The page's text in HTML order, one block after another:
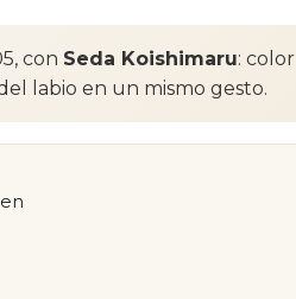
con Seda Koishimaru: color
labio en un mismo gesto.